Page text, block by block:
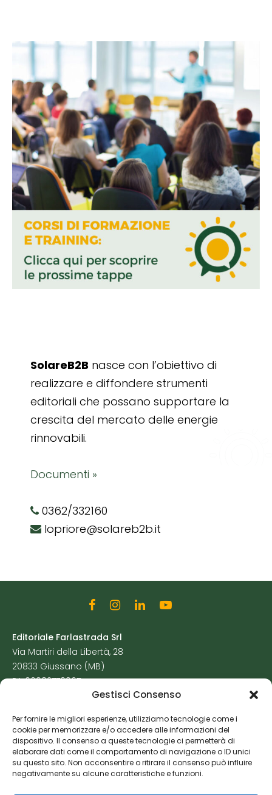
Gestisci Consenso
Per fornire le migliori esperienze, utilizziamo tecnologie come i
cookie per memorizzare e/o accedere alle informazioni del
dispositivo. Il consenso a queste tecnologie ci permetterà di
elaborare dati come il comportamento di navigazione o ID unici
su questo sito. Non acconsentire o ritirare il consenso può influire
negativamente su alcune caratteristiche e funzioni.
SolareB2B nasce con l’obiettivo di
realizzare e diffondere strumenti
editoriali che possano supportare la
crescita del mercato delle energie
rinnovabili.
Documenti »
0362/332160
lopriore@solareb2b.it
Editoriale Farlastrada Srl
Via Martiri della Libertà, 28
20833 Giussano (MB)
P.I. 06982770965
Cookie Policy
Risorse Aggiuntive